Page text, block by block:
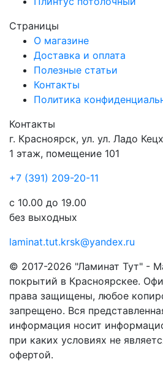
Страницы
О магазине
Доставка и оплата
Полезные статьи
Контакты
Политика
Контакты
г. Красноярск, ул. ул. Ладо
1 этаж, помещение 101
+7 (391) 209-20-11
с 10.00 до 19.00
без выходных
laminat.tut.krsk@yandex.ru
© 2017-2026 "Ламинат Тут" -
покрытий в Красноярскее.
права защищены, любое
запрещено. Вся
информация носит
при каких условиях не
офертой.